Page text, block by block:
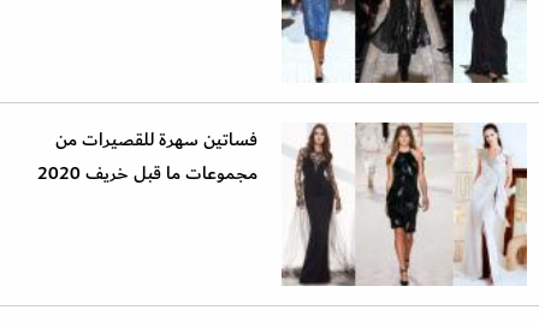
فساتين سهرة للقصيرات من
مجموعات ما قبل خريف 2020